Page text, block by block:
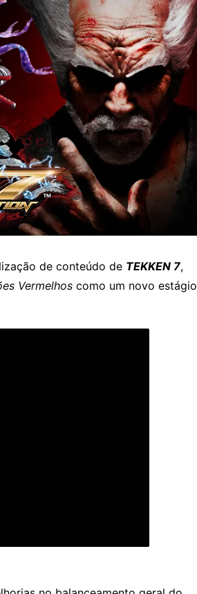
de conteúdo de TEKKEN 7,
Vermelhos como um novo estágio